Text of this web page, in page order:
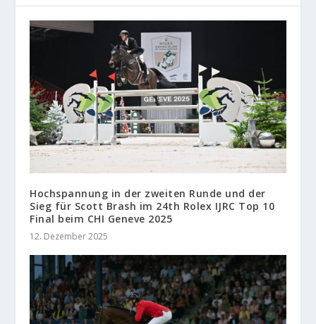
Hochspannung in der zweiten Runde und der
Sieg für Scott Brash im 24th Rolex IJRC Top 10
Final beim CHI Geneve 2025
12. Dezember 2025